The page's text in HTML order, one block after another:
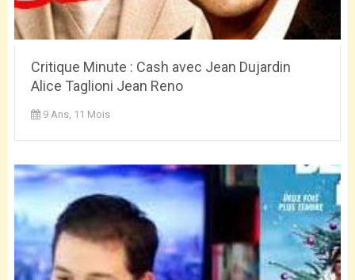
Critique Minute : Cash avec Jean Dujardin
Alice Taglioni Jean Reno
9 Ans, 11 Mois